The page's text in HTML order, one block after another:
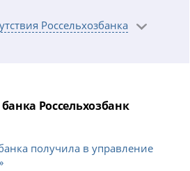
Россельхозбанка
Россельхозбанк
получила в управление